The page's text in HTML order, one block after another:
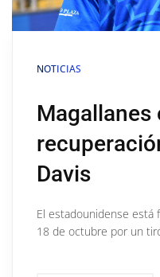
NOTICIAS
Magallanes
Davis
El estadounidense está
18 de octubre por un